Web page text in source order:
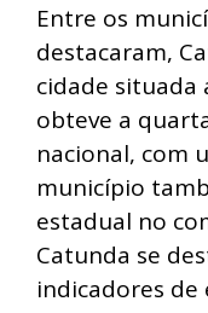
Entre os
destacaram,
cidade situada
obteve a
nacional, com
município
estadual no
Catunda se
indicadores de